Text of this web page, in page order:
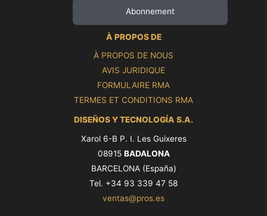
À PROPOS DE
À PROPOS DE NOUS
AVIS JURIDIQUE
FORMULAIRE RMA
TERMES ET CONDITIONS RMA
DISEÑOS Y TECNOLOGÍA S.A.
Xarol 6-B P. I. Les Guixeres
08915 BADALONA
BARCELONA (España)
Tel. +34 93 339 47 58
ventas@pros.es